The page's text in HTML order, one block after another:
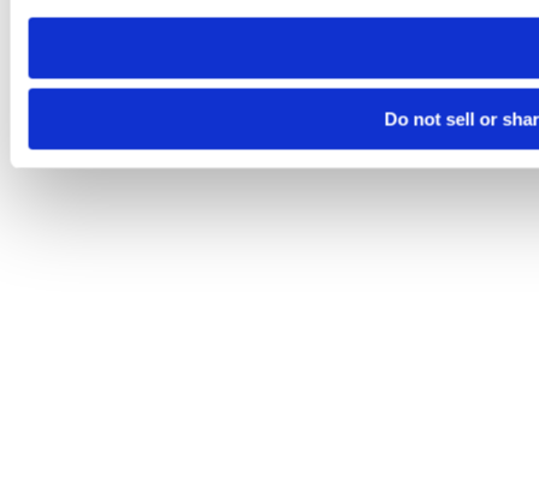
need to be set again.
Do not sell or